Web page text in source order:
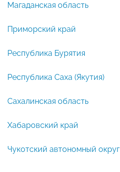
Магаданская область
Приморский край
Республика Бурятия
Республика Саха (Якутия)
Сахалинская область
Хабаровский край
Чукотский автономный округ